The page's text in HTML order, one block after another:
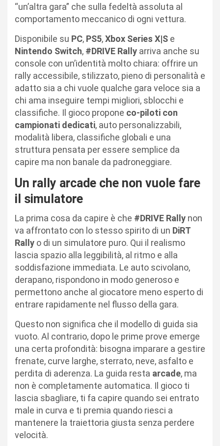
“un’altra gara” che sulla fedeltà assoluta al
comportamento meccanico di ogni vettura.
Disponibile su PC, PS5,Xbox Series X|S e
Nintendo Switch, #DRIVE Rally arriva anche su
console con un’identità molto chiara: offrire un
rally accessibile, stilizzato, pieno di personalità e
adatto sia a chi vuole qualche gara veloce sia a
chi ama inseguire tempi migliori, sblocchi e
classifiche. Il gioco propone co-piloti con
campionati dedicati, auto personalizzabili,
modalità libera, classifiche globali e una
struttura pensata per essere semplice da
capire ma non banale da padroneggiare.
Un rally arcade che non vuole fare
il simulatore
La prima cosa da capire è che #DRIVE Rally non
va affrontato con lo stesso spirito di un DiRT
Rally o di un simulatore puro. Qui il realismo
lascia spazio alla leggibilità, al ritmo e alla
soddisfazione immediata. Le auto scivolano,
derapano, rispondono in modo generoso e
permettono anche al giocatore meno esperto di
entrare rapidamente nel flusso della gara.
Questo non significa che il modello di guida sia
vuoto. Al contrario, dopo le prime prove emerge
una certa profondità: bisogna imparare a gestire
frenate, curve larghe, sterrato, neve, asfalto e
perdita di aderenza. La guida resta arcade, ma
non è completamente automatica. Il gioco ti
lascia sbagliare, ti fa capire quando sei entrato
male in curva e ti premia quando riesci a
mantenere la traiettoria giusta senza perdere
velocità.